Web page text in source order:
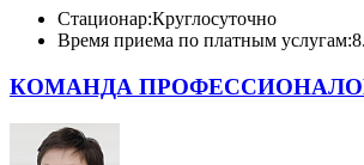
Стационар:Круглосуточно
Время приема по платным услугам:
КОМАНДА